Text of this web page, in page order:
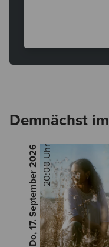
Demnächst
Do, 17. September
2026 20:00 Uhr